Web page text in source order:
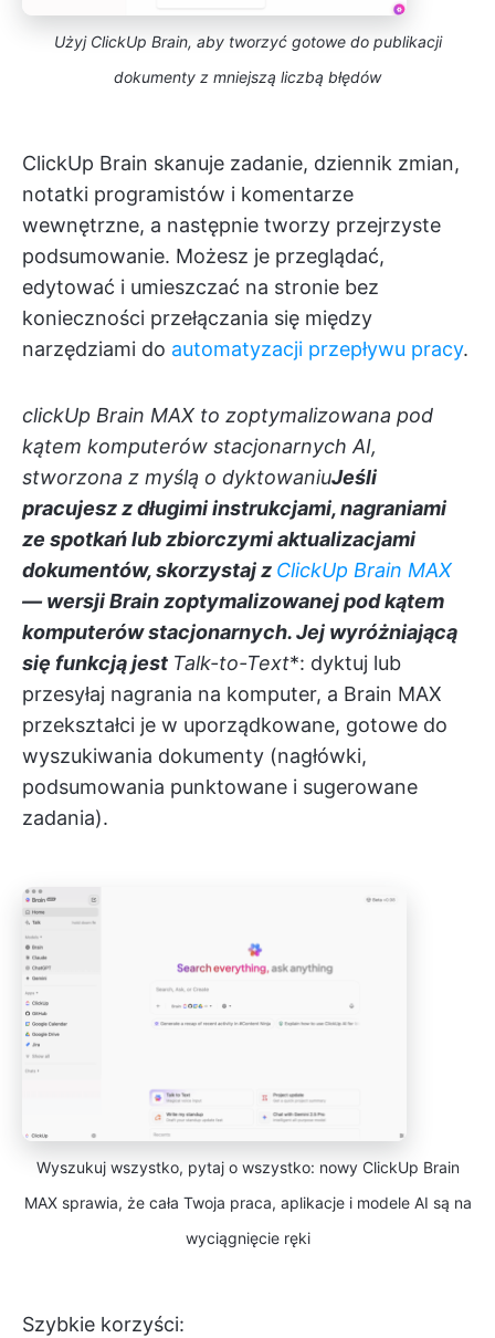
Użyj ClickUp Brain, aby tworzyć gotowe do publikacji
dokumenty z mniejszą liczbą błędów
ClickUp Brain skanuje zadanie, dziennik zmian,
notatki programistów i komentarze
wewnętrzne, a następnie tworzy przejrzyste
podsumowanie. Możesz je przeglądać,
edytować i umieszczać na stronie bez
konieczności przełączania się między
narzędziami do automatyzacji przepływu pracy.
clickUp Brain MAX to zoptymalizowana pod
kątem komputerów stacjonarnych AI,
stworzona z myślą o dyktowaniuJeśli
pracujesz z długimi instrukcjami, nagraniami
ze spotkań lub zbiorczymi aktualizacjami
dokumentów, skorzystaj z ClickUp Brain MAX
— wersji Brain zoptymalizowanej pod kątem
komputerów stacjonarnych. Jej wyróżniającą
się funkcją jest Talk-to-Text*: dyktuj lub
przesyłaj nagrania na komputer, a Brain MAX
przekształci je w uporządkowane, gotowe do
wyszukiwania dokumenty (nagłówki,
podsumowania punktowane i sugerowane
zadania).
Wyszukuj wszystko, pytaj o wszystko: nowy ClickUp Brain
MAX sprawia, że cała Twoja praca, aplikacje i modele AI są na
wyciągnięcie ręki
Szybkie korzyści: